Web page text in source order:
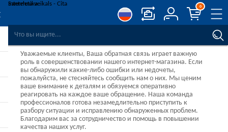
0
РЕГИСТРАЦИЯ
0
Уважаемые клиенты, Ваша обратная связь играет важную
роль в совершенствовании нашего интернет-магазина. Если
вы обнаружили какие-либо ошибки или недочеты,
пожалуйста, не стесняйтесь сообщить нам о них. Мы ценим
ваше внимание к деталям и обязуемся оперативно
реагировать на каждое ваше обращение. Наша команда
профессионалов готова незамедлительно приступить к
разбору ситуации и исправлению обнаруженных проблем.
Благодарим вас за сотрудничество и помощь в повышении
качества наших услуг.